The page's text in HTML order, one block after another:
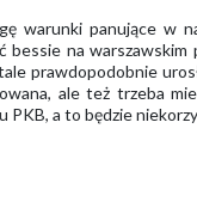
warunki panujące w
bessie na
prawdopodobnie
ale też trzeba
PKB, a to będzie